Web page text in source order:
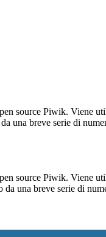
source Piwik. Viene
una breve serie di
source Piwik. Viene
una breve serie di